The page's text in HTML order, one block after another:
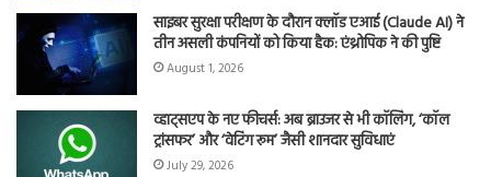
साइबर सुरक्षा परीक्षण के दौरान क्लॉड एआई (Claude AI) ने
तीन असली कंपनियों को किया हैक: एंथ्रोपिक ने की पुष्टि
August 1, 2026
व्हाट्सएप के नए फीचर्स: अब ब्राउजर से भी कॉलिंग, ‘कॉल
ट्रांसफर’ और ‘वेटिंग रूम’ जैसी शानदार सुविधाएं
July 29, 2026